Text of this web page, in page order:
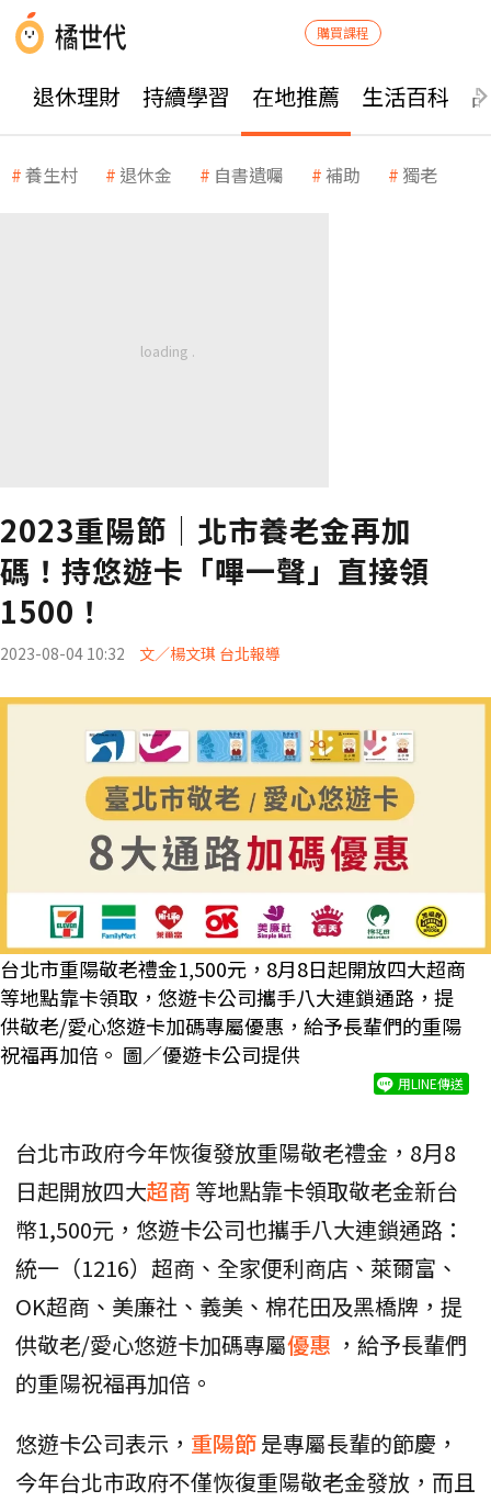
購買課程
退休理財 持續學習 在地推薦 生活百科
養生村 退休金 自書遺囑 補助 獨老
2023重陽節│北市養老金再加
碼！持悠遊卡「嗶一聲」直接領
1500！
2023-08-04 10:32 文／楊文琪 台北報導
台北市重陽敬老禮金1,500元，8月8日起開放四大超商
等地點靠卡領取，悠遊卡公司攜手八大連鎖通路，提
供敬老/愛心悠遊卡加碼專屬優惠，給予長輩們的重陽
祝福再加倍。 圖／優遊卡公司提供
用LINE傳送
台北市政府今年恢復發放重陽敬老禮金，8月8
日起開放四大超商 等地點靠卡領取敬老金新台
幣1,500元，悠遊卡公司也攜手八大連鎖通路：
統一（1216）超商、全家便利商店、萊爾富、
OK超商、美廉社、義美、棉花田及黑橋牌，提
供敬老/愛心悠遊卡加碼專屬優惠 ，給予長輩們
的重陽祝福再加倍。
悠遊卡公司表示， 重陽節是專屬長輩的節慶，
今年台北市政府不僅恢復重陽敬老金發放，而且